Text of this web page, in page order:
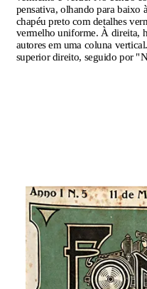
pensativa, olhando para baixo
chapéu preto com detalhes
vermelho uniforme. À direita,
autores em uma coluna
superior direito, seguido por